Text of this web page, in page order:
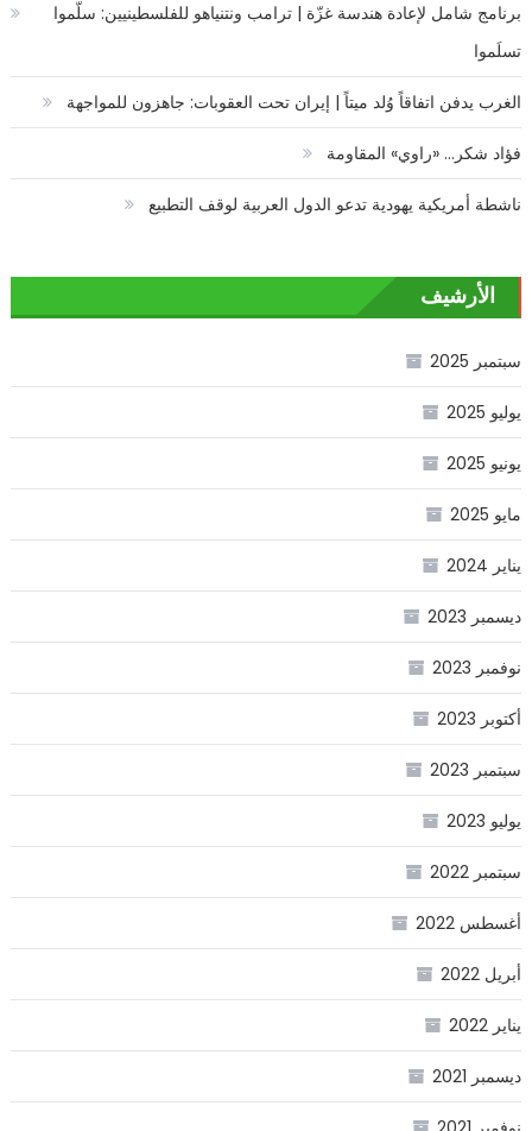
برنامج شامل لإعادة هندسة غزّة | ترامب ونتنياهو للفلسطينيين: سلّموا
تسلَموا
الغرب يدفن اتفاقاً وُلد ميتاً | إيران تحت العقوبات: جاهزون للمواجهة
فؤاد شكر… «راوي» المقاومة
ناشطة أمريكية يهودية تدعو الدول العربية لوقف التطبيع
الأرشيف
سبتمبر 2025
يوليو 2025
يونيو 2025
مايو 2025
يناير 2024
ديسمبر 2023
نوفمبر 2023
أكتوبر 2023
سبتمبر 2023
يوليو 2023
سبتمبر 2022
أغسطس 2022
أبريل 2022
يناير 2022
ديسمبر 2021